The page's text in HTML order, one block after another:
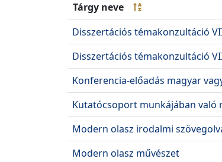
Tárgy neve
Disszertációs témakonzultáció
Disszertációs témakonzultáció
Konferencia-előadás magyar
Kutatócsoport munkájában való
Modern olasz irodalmi
Modern olasz művészet